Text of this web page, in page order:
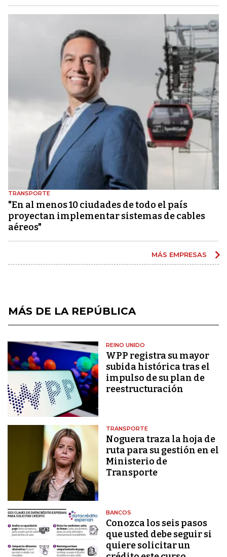
TRANSPORTE
"En al menos 10 ciudades de todo el país
proyectan implementar sistemas de cables
aéreos"
MÁS EMPRESAS
MÁS DE LA REPÚBLICA
REINO UNIDO
WPP registra su mayor
subida histórica tras el
impulso de su plan de
reestructuración
TRANSPORTE
Noguera traza la hoja de
ruta para su gestión en el
Ministerio de
Transporte
BANCOS
Conozca los seis pasos
que usted debe seguir si
quiere solicitar un